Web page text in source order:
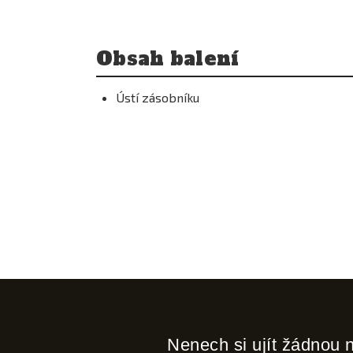
Obsah balení
Ústí zásobníku
Nenech si ujít žádnou